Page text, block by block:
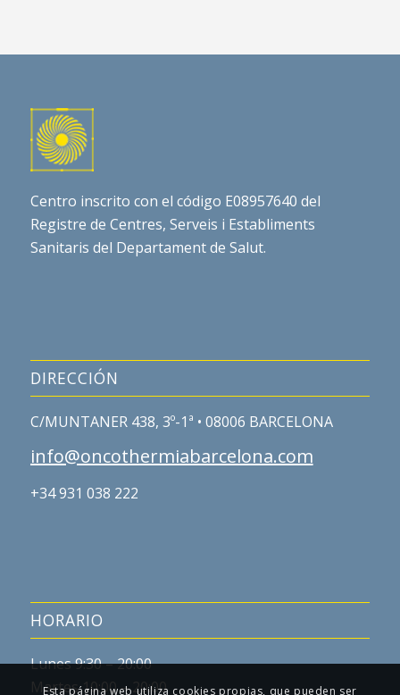
Centro inscrito con el código E08957640 del
Registre de Centres, Serveis i Establiments
Sanitaris del Departament de Salut.
DIRECCIÓN
C/MUNTANER 438, 3º-1ª • 08006 BARCELONA
info@oncothermiabarcelona.com
+34 931 038 222
HORARIO
Lunes 9:30 – 20:00
Martes 10:00 – 20:00
Esta página web utiliza cookies propias, que pueden ser